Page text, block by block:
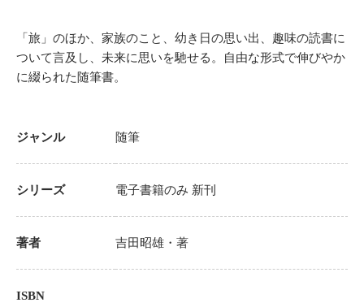
「旅」のほか、家族のこと、幼き日の思い出、趣味の読書に
ついて言及し、未来に思いを馳せる。自由な形式で伸びやか
に綴られた随筆書。
ジャンル 随筆
シリーズ 電子書籍のみ 新刊
著者 吉田昭雄 ・著
ISBN